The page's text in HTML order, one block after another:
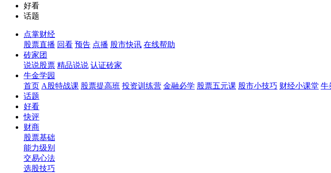
好看
话题
点掌财经
股票直播 回看 预告 点播 股市快讯 在线帮助
砖家团
说说股票 精品说说 认证砖家
牛金学园
首页 A股特战课 股票提高班 投资训练营 金融必学 股票五元课 股市小技巧 财经小课堂 牛
话题
好看
快评
财商
股票基础
能力级别
交易心法
选股技巧